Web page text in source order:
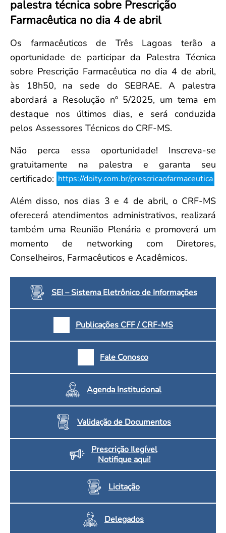
Convenção Coletiva 2025/2026 – Piso salarial Farmácias e Drogaria
Consulta de Farmacêuticos e Estabelecimentos Inscritos no CRF/MS
Saúde Pública e Indígena
Calendário Eleitoral
Candidatos
Votação
Dúvidas Frequentes
Eleições Anteriores
palestra técnica sobre Prescrição
Farmacêutica no dia 4 de abril
Os farmacêuticos de Três Lagoas terão a
oportunidade de participar da Palestra Técnica
sobre Prescrição Farmacêutica no dia 4 de abril,
às 18h50, na sede do SEBRAE. A palestra
abordará a Resolução nº 5/2025, um tema em
destaque nos últimos dias, e será conduzida
pelos Assessores Técnicos do CRF-MS.
Não perca essa oportunidade! Inscreva-se
gratuitamente na palestra e garanta seu
certificado: https://doity.com.br/prescricaofarmaceutica
Além disso, nos dias 3 e 4 de abril, o CRF-MS
oferecerá atendimentos administrativos, realizará
também uma Reunião Plenária e promoverá um
momento de networking com Diretores,
Conselheiros, Farmacêuticos e Acadêmicos.
SEI – Sistema Eletrônico de Informações
Publicações CFF / CRF-MS
Fale Conosco
Agenda Institucional
Validação de Documentos
Prescrição Ilegível
Notifique aqui!
Licitação
Delegados